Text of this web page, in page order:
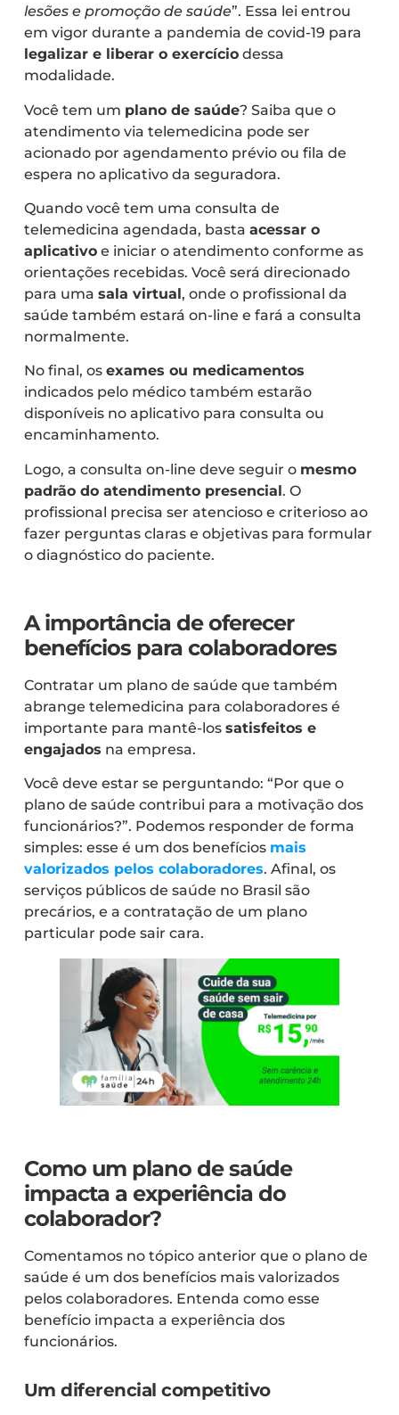
lesões e promoção de saúde”. Essa lei entrou
em vigor durante a pandemia de covid-19 para
legalizar e liberar o exercíciodessa
modalidade.
Você tem um plano de saúde? Saiba que o
atendimento via telemedicina pode ser
acionado por agendamento prévio ou fila de
espera no aplicativo da seguradora.
Quando você tem uma consulta de
telemedicina agendada, basta acessar o
aplicativoe iniciar o atendimento conforme as
orientações recebidas. Você será direcionado
para uma sala virtual, onde o profissional da
saúde também estará on-line e fará a consulta
normalmente.
No final, os exames ou medicamentos
indicados pelo médico também estarão
disponíveis no aplicativo para consulta ou
encaminhamento.
Logo, a consulta on-line deve seguir o mesmo
padrão do atendimento presencial. O
profissional precisa ser atencioso e criterioso ao
fazer perguntas claras e objetivas para formular
o diagnóstico do paciente.
A importância de oferecer
benefícios para colaboradores
Contratar um plano de saúde que também
abrange telemedicina para colaboradores é
importante para mantê-los satisfeitos e
engajados na empresa.
Você deve estar se perguntando: “Por que o
plano de saúde contribui para a motivação dos
funcionários?”. Podemos responder de forma
simples: esse é um dos benefícios mais
valorizados pelos colaboradores. Afinal, os
serviços públicos de saúde no Brasil são
precários, e a contratação de um plano
particular pode sair cara.
Como um plano de saúde
impacta a experiência do
colaborador?
Comentamos no tópico anterior que o plano de
saúde é um dos benefícios mais valorizados
pelos colaboradores. Entenda como esse
benefício impacta a experiência dos
funcionários.
Um diferencial competitivo